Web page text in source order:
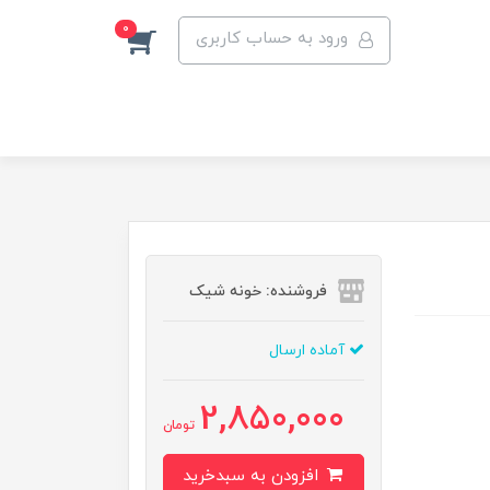
ورود به حساب کاربری 0
فروشنده: خونه شیک
آماده ارسال
2,850,000 تومان